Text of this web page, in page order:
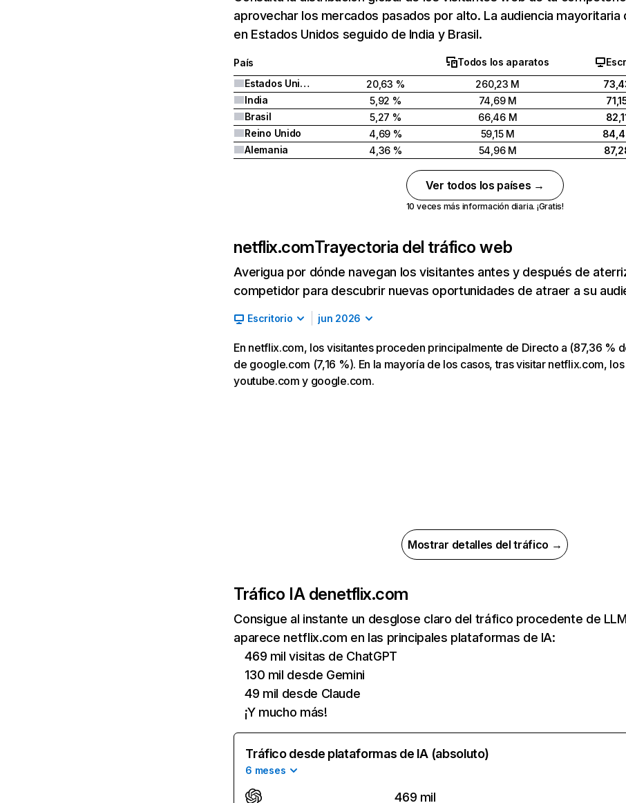
aprovechar los mercados pasados por alto. La audiencia
en Estados Unidos seguido de India y Brasil.
País Todos los aparatos
Estados Unidos
20,63 % 260,23 M
India
5,92 % 74,69 M
Brasil
5,27 % 66,46 M
Reino Unido
4,69 % 59,15 M
Alemania
4,36 % 54,96 M
Ver todos los países →
10 veces más información diaria. ¡Gratis!
netflix.comTrayectoria del tráfico web
Averigua por dónde navegan los visitantes antes y después de
competidor para descubrir nuevas oportunidades de atraer a su
Escritorio jun 2026
En netflix.com, los visitantes proceden principalmente de Directo a (87,36 %
de google.com (7,16 %). En la mayoría de los casos, tras visitar netflix.com,
youtube.com y google.com.
Mostrar detalles del tráfico →
Tráfico IA denetflix.com
Consigue al instante un desglose claro del tráfico procedente de
aparece netflix.com en las principales plataformas de IA:
469 mil visitas de ChatGPT
130 mil desde Gemini
49 mil desde Claude
¡Y mucho más!
Tráfico desde plataformas de IA (absoluto)
6 meses
469 mil